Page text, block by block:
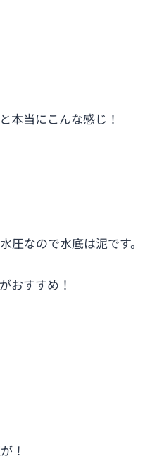
本当にこんな感じ！
圧なので水底は泥です。
おすすめ！
！